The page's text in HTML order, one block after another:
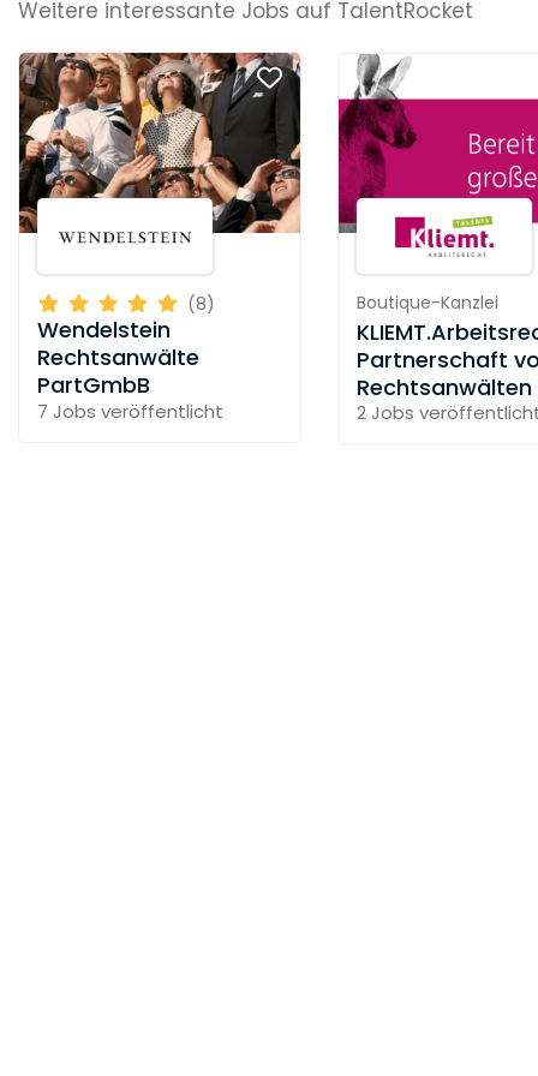
besten Lösungen für ihre Anliegen finden. Ob
BGB-Gesellschaft, Verein, Genossenschaft,
Kapitalgesellschaft oder
Partnerschaftsgesellschaft, Sie dürfen sich
sicher sein, dass wir uns auskennen und Sie mit
unserer Erfahrung und unserem in der Praxis
erprobten Wissen voran bringen.
Weitere interessante Jobs auf TalentRocket
(8)
Wendelstein
Rechtsanwälte
PartGmbB
7 Jobs veröffentlicht
Boutique-Kanzlei
Partnerschaft
Rechtsanwälten
2 Jobs